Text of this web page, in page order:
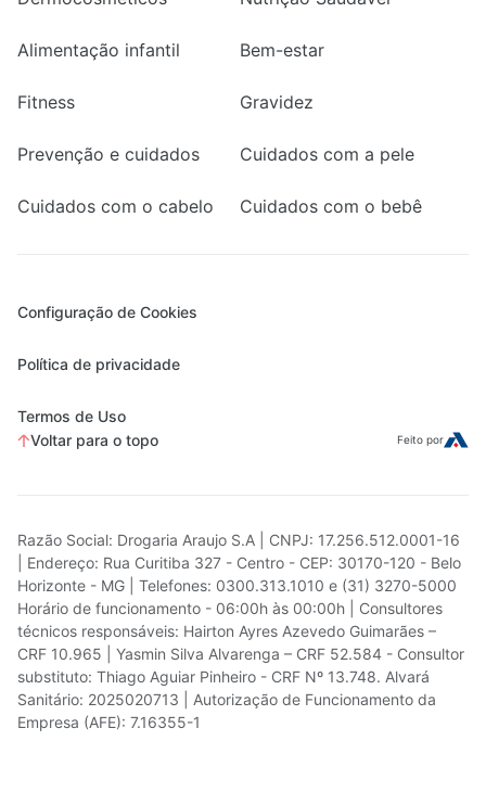
Alimentação infantil Bem-estar
Fitness Gravidez
Prevenção e cuidados Cuidados com a pele
Cuidados com o cabelo Cuidados com o bebê
Configuração de Cookies
Política de privacidade
Termos de Uso
Voltar para o topo
Feito por
Razão Social: Drogaria Araujo S.A | CNPJ: 17.256.512.0001-16
| Endereço: Rua Curitiba 327 - Centro - CEP: 30170-120 - Belo
Horizonte - MG | Telefones: 0300.313.1010 e (31) 3270-5000
Horário de funcionamento - 06:00h às 00:00h | Consultores
técnicos responsáveis: Hairton Ayres Azevedo Guimarães –
CRF 10.965 | Yasmin Silva Alvarenga – CRF 52.584 - Consultor
substituto: Thiago Aguiar Pinheiro - CRF Nº 13.748. Alvará
Sanitário: 2025020713 | Autorização de Funcionamento da
Empresa (AFE): 7.16355-1